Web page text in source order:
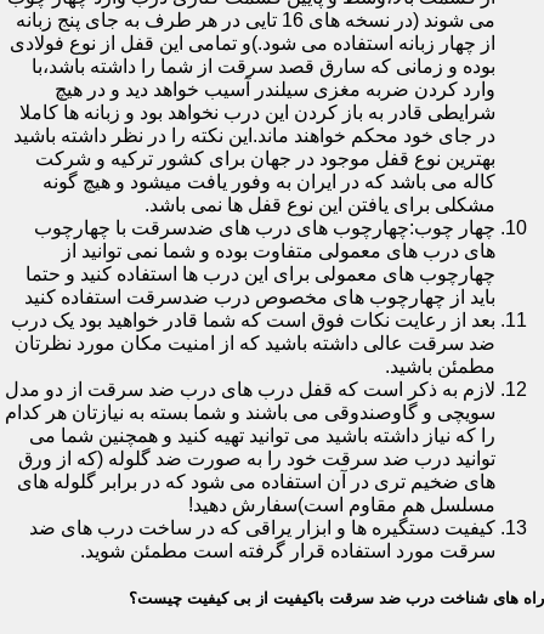
می شوند (در نسخه های 16 تایی در هر طرف به جای پنج زبانه
از چهار زبانه استفاده می شود.)و تمامی این قفل از نوع فولادی
بوده و زمانی که سارق قصد سرقت از شما را داشته باشد،با
وارد کردن ضربه مغزی سیلندر آسیب خواهد دید و در هیچ
شرایطی قادر به باز کردن این درب نخواهد بود و زبانه ها کاملا
در جای خود محکم خواهند ماند.این نکته را در نظر داشته باشید
بهترین نوع قفل موجود در جهان برای کشور ترکیه و شرکت
کاله می باشد که در ایران به وفور یافت میشود و هیچ گونه
مشکلی برای یافتن این نوع قفل ها نمی باشد.
چهار چوب:چهارچوب های درب های ضدسرقت با چهارچوب
های درب های معمولی متفاوت بوده و شما نمی توانید از
چهارچوب های معمولی برای این درب ها استفاده کنید و حتما
باید از چهارچوب های مخصوص درب ضدسرقت استفاده کنید
بعد از رعایت نکات فوق است که شما قادر خواهید بود یک درب
ضد سرقت عالی داشته باشید که از امنیت مکان مورد نظرتان
مطمئن باشید.
لازم به ذکر است که قفل درب های درب ضد سرقت از دو مدل
سویچی و گاوصندوقی می باشند و شما بسته به نیازتان هر کدام
را که نیاز داشته باشید می توانید تهیه کنید و همچنین شما می
توانید درب ضد سرقت خود را به صورت ضد گلوله (که از ورق
های ضخیم تری در آن استفاده می شود که در برابر گلوله های
مسلسل هم مقاوم است)سفارش دهید!
کیفیت دستگیره ها و ابزار یراقی که در ساخت درب های ضد
سرقت مورد استفاده قرار گرفته است مطمئن شوید.
راه های شناخت درب ضد سرقت باکیفیت از بی کیفیت چیست؟